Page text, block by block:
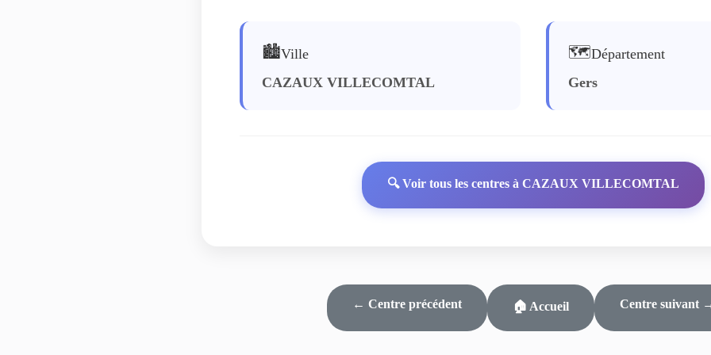
🏙️Ville
CAZAUX VILLECOMTAL
🗺️Département
Gers
🔍 Voir tous les centres à CAZAUX VILLECOMTAL
← Centre précédent 🏠 Accueil Centre suivant